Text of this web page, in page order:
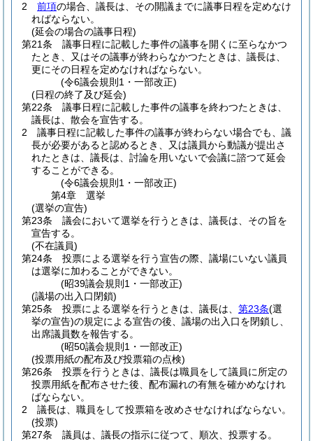
2
前項の場合、議長は、その開議までに議事日程を定めなけ
ればならない。
(延会の場合の議事日程)
第21条
議事日程に記載した事件の議事を開くに至らなかつ
たとき、又はその議事が終わらなかつたときは、議長は、
更にその日程を定めなければならない。
(令6議会規則1・一部改正)
(日程の終了及び延会)
第22条
議事日程に記載した事件の議事を終わつたときは、
議長は、散会を宣告する。
2
議事日程に記載した事件の議事が終わらない場合でも、議
長が必要があると認めるとき、又は議員から動議が提出さ
れたときは、議長は、討論を用いないで会議に諮つて延会
することができる。
(令6議会規則1・一部改正)
第4章
選挙
(選挙の宣告)
第23条
議会において選挙を行うときは、議長は、その旨を
宣告する。
(不在議員)
第24条
投票による選挙を行う宣告の際、議場にいない議員
は選挙に加わることができない。
(昭39議会規則1・一部改正)
(議場の出入口閉鎖)
第25条
投票による選挙を行うときは、議長は、 第23条(選
挙の宣告)の規定による宣告の後、議場の出入口を閉鎖し、
出席議員数を報告する。
(昭50議会規則1・一部改正)
(投票用紙の配布及び投票箱の点検)
第26条
投票を行うときは、議長は職員をして議員に所定の
投票用紙を配布させた後、配布漏れの有無を確かめなけれ
ばならない。
2
議長は、職員をして投票箱を改めさせなければならない。
(投票)
第27条
議員は、議長の指示に従つて、順次、投票する。